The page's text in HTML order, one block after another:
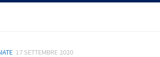
17 SETTEMBRE 2020